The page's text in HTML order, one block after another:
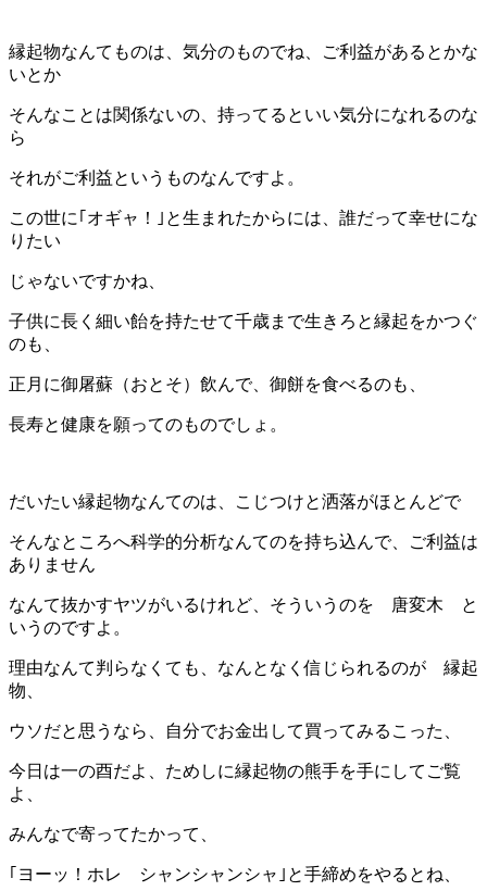
縁起物なんてものは、気分のものでね、ご利益があるとかな
いとか
そんなことは関係ないの、持ってるといい気分になれるのな
ら
それがご利益というものなんですよ。
この世に｢オギャ！｣と生まれたからには、誰だって幸せにな
りたい
じゃないですかね、
子供に長く細い飴を持たせて千歳まで生きろと縁起をかつぐ
のも、
正月に御屠蘇（おとそ）飲んで、御餅を食べるのも、
長寿と健康を願ってのものでしょ。
だいたい縁起物なんてのは、こじつけと洒落がほとんどで
そんなところへ科学的分析なんてのを持ち込んで、ご利益は
ありません
なんて抜かすヤツがいるけれど、そういうのを 唐変木 と
いうのですよ。
理由なんて判らなくても、なんとなく信じられるのが 縁起
物、
ウソだと思うなら、自分でお金出して買ってみるこった、
今日は一の酉だよ、ためしに縁起物の熊手を手にしてご覧
よ、
みんなで寄ってたかって、
｢ヨーッ！ホレ シャンシャンシャ｣と手締めをやるとね、